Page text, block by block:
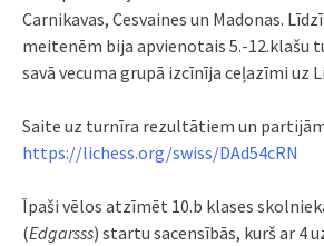
Carnikavas, Cesvaines un Madonas.
meitenēm bija apvienotais 5.-12.klašu
savā vecuma grupā izcīnīja ceļazīmi uz
Saite uz turnīra rezultātiem un
https://lichess.org/swiss/DAd54cRN
Īpaši vēlos atzīmēt 10.b klases
(Edgarsss) startu sacensībās, kurš ar 4